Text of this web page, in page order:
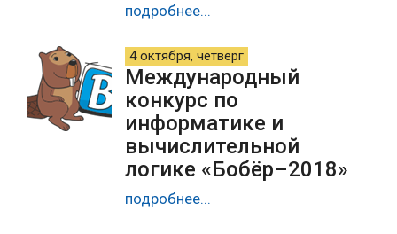
подробнее...
4 октября, четверг
Международный
конкурс по
информатике и
вычислительной
логике «Бобёр–2018»
подробнее...